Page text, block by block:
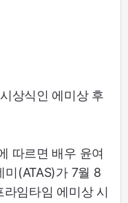
상식인 에미상 후
따르면 배우 윤여
미(ATAS)가 7월 8
임타임 에미상 시